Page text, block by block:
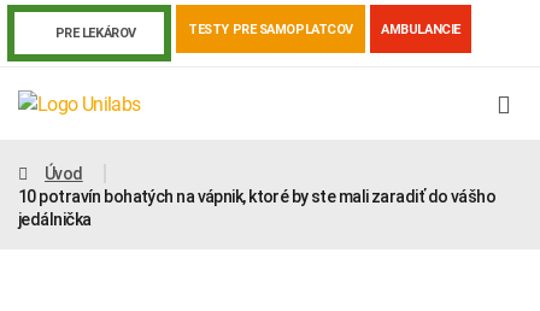
PRE LEKÁROV TESTY PRE SAMOPLATCOV AMBULANCIE
Úvod
10 potravín bohatých na vápnik, ktoré by ste mali zaradiť do vášho
jedálnička